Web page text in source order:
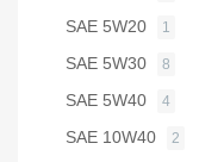
SAE 5W20 1
SAE 5W30 8
SAE 5W40 4
SAE 10W40 2